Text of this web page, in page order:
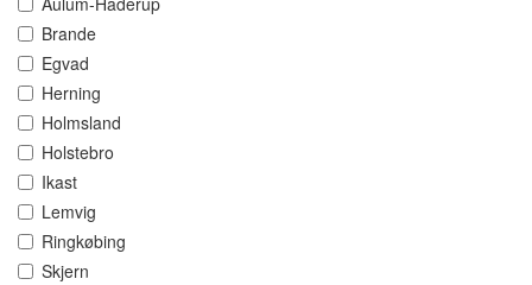
Brande
Egvad
Herning
Holmsland
Holstebro
Ikast
Lemvig
Ringkøbing
Skjern